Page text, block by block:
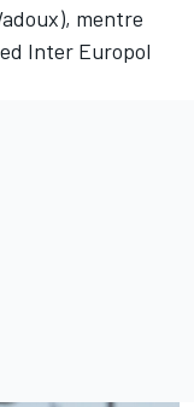
mentre
Inter Europol